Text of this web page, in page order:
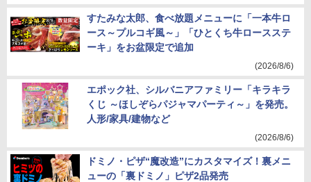
すたみな太郎、食べ放題メニューに「一本牛ロ
ース～プルコギ風～」「ひとくち牛ロースステ
ーキ」をお盆限定で追加
(2026/8/6)
エポック社、シルバニアファミリー「キラキラ
くじ ～ほしぞらパジャマパーティ～」を発売。
人形/家具/建物など
(2026/8/6)
ドミノ・ピザ“魔改造”にカスタマイズ！裏メニ
ューの「裏ドミノ」ピザ2品発売